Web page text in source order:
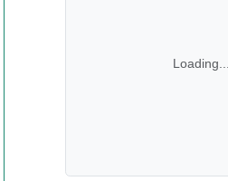
Loading...